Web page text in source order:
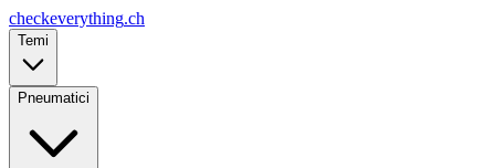
checkeverything.ch
Temi
Pneumatici